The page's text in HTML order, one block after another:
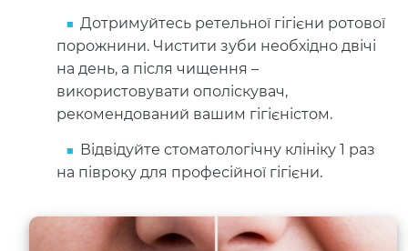
Дотримуйтесь ретельної гігієни ротової
порожнини. Чистити зуби необхідно двічі
на день, а після чищення –
використовувати ополіскувач,
рекомендований вашим гігієністом.
Відвідуйте стоматологічну клініку 1 раз
на півроку для професійної гігієни.